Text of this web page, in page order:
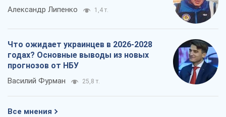
Александр Липенко 1,4 т.
Что ожидает украинцев в 2026-2028
годах? Основные выводы из новых
прогнозов от НБУ
Василий Фурман 25,8 т.
Все мнения